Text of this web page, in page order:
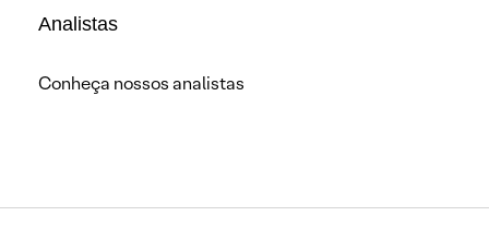
Analistas
Conheça nossos analistas